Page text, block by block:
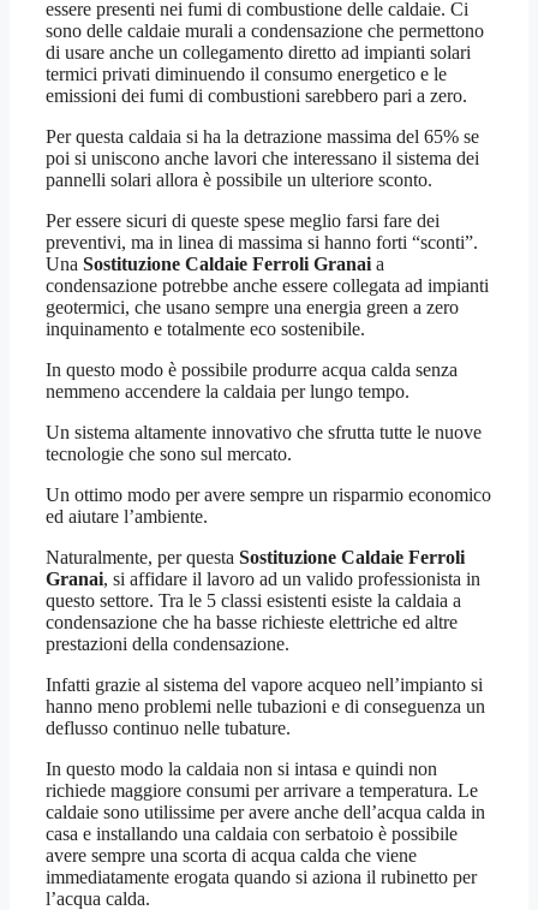
essere presenti nei fumi di combustione delle caldaie. Ci
sono delle caldaie murali a condensazione che permettono
di usare anche un collegamento diretto ad impianti solari
termici privati diminuendo il consumo energetico e le
emissioni dei fumi di combustioni sarebbero pari a zero.
Per questa caldaia si ha la detrazione massima del 65% se
poi si uniscono anche lavori che interessano il sistema dei
pannelli solari allora è possibile un ulteriore sconto.
Per essere sicuri di queste spese meglio farsi fare dei
preventivi, ma in linea di massima si hanno forti “sconti”.
Una Sostituzione Caldaie Ferroli Granai a
condensazione potrebbe anche essere collegata ad impianti
geotermici, che usano sempre una energia green a zero
inquinamento e totalmente eco sostenibile.
In questo modo è possibile produrre acqua calda senza
nemmeno accendere la caldaia per lungo tempo.
Un sistema altamente innovativo che sfrutta tutte le nuove
tecnologie che sono sul mercato.
Un ottimo modo per avere sempre un risparmio economico
ed aiutare l’ambiente.
Naturalmente, per questa Sostituzione Caldaie Ferroli
Granai, si affidare il lavoro ad un valido professionista in
questo settore. Tra le 5 classi esistenti esiste la caldaia a
condensazione che ha basse richieste elettriche ed altre
prestazioni della condensazione.
Infatti grazie al sistema del vapore acqueo nell’impianto si
hanno meno problemi nelle tubazioni e di conseguenza un
deflusso continuo nelle tubature.
In questo modo la caldaia non si intasa e quindi non
richiede maggiore consumi per arrivare a temperatura. Le
caldaie sono utilissime per avere anche dell’acqua calda in
casa e installando una caldaia con serbatoio è possibile
avere sempre una scorta di acqua calda che viene
immediatamente erogata quando si aziona il rubinetto per
l’acqua calda.